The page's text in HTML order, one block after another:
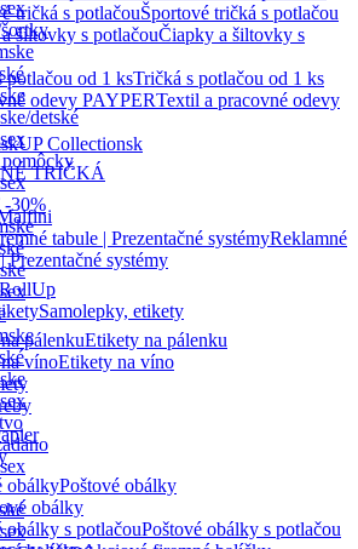
detské
30%
Športové tričká s potlačou
Čiapky a šiltovky s
Tričká s potlačou od 1 ks
Textil a pracovné odevy
UP Collectionsk
TRIČKÁ
Reklamné
Prezentačné systémy
RollUp
Samolepky, etikety
Etikety na pálenku
Etikety na víno
Poštové obálky
obálky
Poštové obálky s potlačou